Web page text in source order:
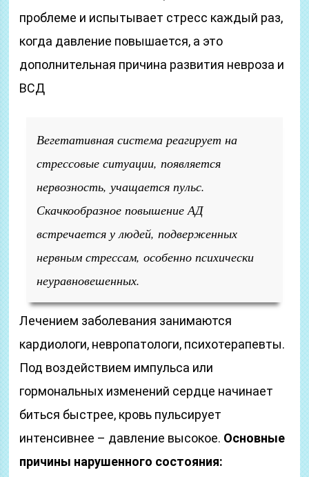
проблеме и испытывает стресс каждый раз,
когда давление повышается, а это
дополнительная причина развития невроза и
ВСД
Вегетативная система реагирует на
стрессовые ситуации, появляется
нервозность, учащается пульс.
Скачкообразное повышение АД
встречается у людей, подверженных
нервным стрессам, особенно психически
неуравновешенных.
Лечением заболевания занимаются
кардиологи, невропатологи, психотерапевты.
Под воздействием импульса или
гормональных изменений сердце начинает
биться быстрее, кровь пульсирует
интенсивнее – давление высокое. Основные
причины нарушенного состояния: